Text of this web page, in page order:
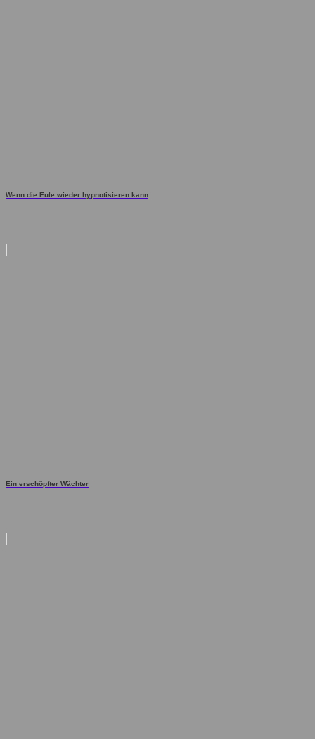
Wenn die Eule wieder hypnotisieren kann
Ein erschöpfter Wächter